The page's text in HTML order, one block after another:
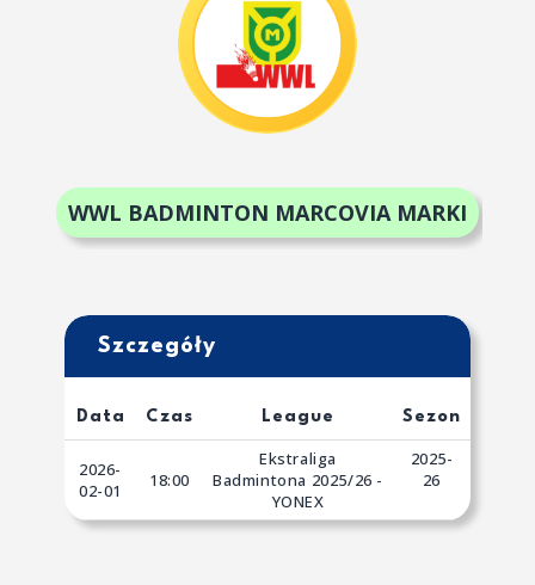
WWL BADMINTON MARCOVIA MARKI
Szczegóły
Data Czas League Sezon
2026-
02-01
18:00
Ekstraliga
Badmintona 2025/26 -
YONEX
2025-
26